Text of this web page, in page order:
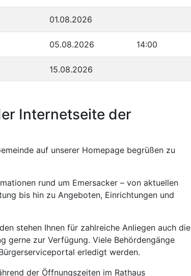
01.08.2026
05.08.2026 14:00
15.08.2026
Internetseite der
auf unserer Homepage begrüßen zu
rund um Emersacker – von aktuellen
bis hin zu Angeboten, Einrichtungen und
stehen Ihnen für zahlreiche Anliegen auch die
gerne zur Verfügung. Viele Behördengänge
erledigt werden.
der Öffnungszeiten im Rathaus